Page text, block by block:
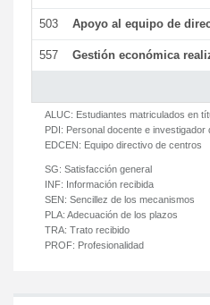
503 Apoyo al equipo de
557 Gestión económica
ALUC: Estudiantes matriculados en
PDI: Personal docente e investigador
EDCEN: Equipo directivo de centros
SG: Satisfacción general
INF: Información recibida
SEN: Sencillez de los mecanismos
PLA: Adecuación de los plazos
TRA: Trato recibido
PROF: Profesionalidad